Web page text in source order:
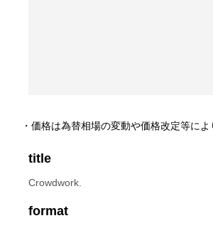
title
Crowdwork.
format
・価格は為替相場の変動や価格改定等に